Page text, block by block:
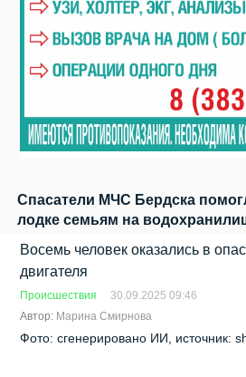
Спасатели МЧС Бердска
лодке семьям на
Восемь человек оказались в
двигателя
Происшествия
30.09.2025 09:46
Автор: Марина Смирнова
Фото: сгенерировано ИИ, источник: